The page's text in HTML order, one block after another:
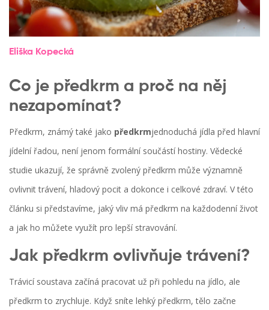
Eliška Kopecká
Co je předkrm a proč na něj
nezapomínat?
Předkrm, známý také jako předkrmjednoduchá jídla před hlavní
jídelní řadou, není jenom formální součástí hostiny. Vědecké
studie ukazují, že správně zvolený předkrm může významně
ovlivnit trávení, hladový pocit a dokonce i celkové zdraví. V této
článku si představíme, jaký vliv má předkrm na každodenní život
a jak ho můžete využít pro lepší stravování.
Jak předkrm ovlivňuje trávení?
Trávicí soustava začíná pracovat už při pohledu na jídlo, ale
předkrm to zrychluje. Když sníte lehký předkrm, tělo začne